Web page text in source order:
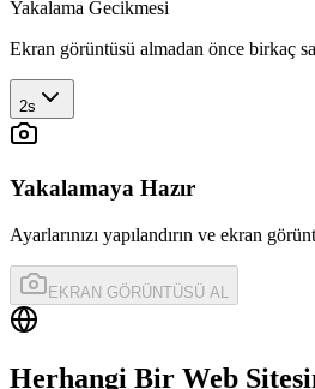
Yakalama Gecikmesi
Ekran görüntüsü almadan önce birkaç
2s
Yakalamaya Hazır
Ayarlarınızı yapılandırın ve ekran
EKRAN GÖRÜNTÜSÜ AL
Herhangi Bir Web